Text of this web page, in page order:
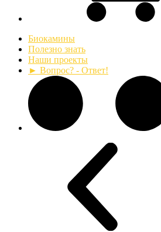
Биокамины
Полезно знать
Наши проекты
► Вопрос? - Ответ!